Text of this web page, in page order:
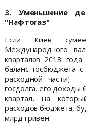
3. Уменьшение
"Нафтогаз"
Если Киев
Международного
кварталов 2013
баланс госбюджета
расходной части) –
госдолга, его
квартал, на
расходов бюджета,
млрд гривен.